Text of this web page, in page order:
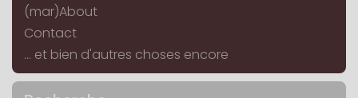
(mar)About
Contact
... et bien d'autres choses encore